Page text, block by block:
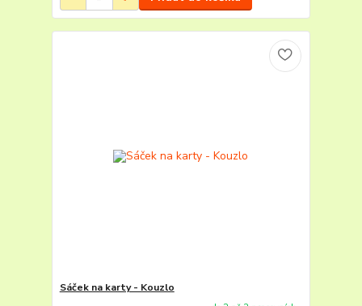
Sáček na karty - Kouzlo